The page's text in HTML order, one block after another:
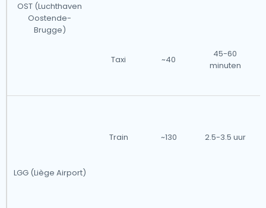
OST (Luchthaven
Oostende-
Brugge)
Taxi ~40
45-60
minuten
LGG (Liège Airport)
Train ~130 2.5-3.5 uur